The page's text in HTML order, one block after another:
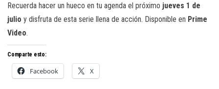
Recuerda hacer un hueco en tu agenda el próximo jueves 1 de
julio y disfruta de esta serie llena de acción. Disponible en Prime
Video.
Comparte esto:
Facebook X